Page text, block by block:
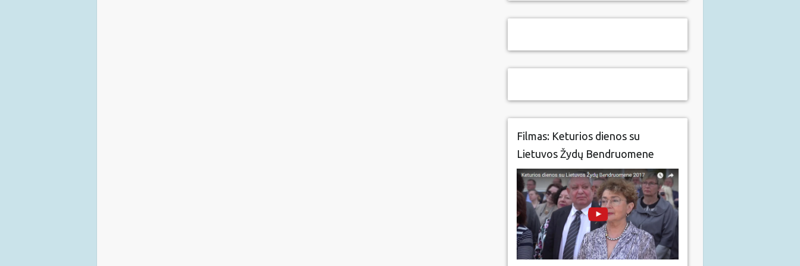
Filmas: Keturios dienos su
Lietuvos Žydų Bendruomene